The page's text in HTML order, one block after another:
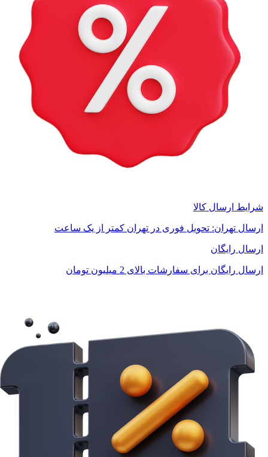
شرایط ارسال کالا
ارسال تهران: تحویل فوری در تهران کمتر از یک ساعت
ارسال رایگان
ارسال رایگان برای سفارشات بالای 2 میلیون تومان